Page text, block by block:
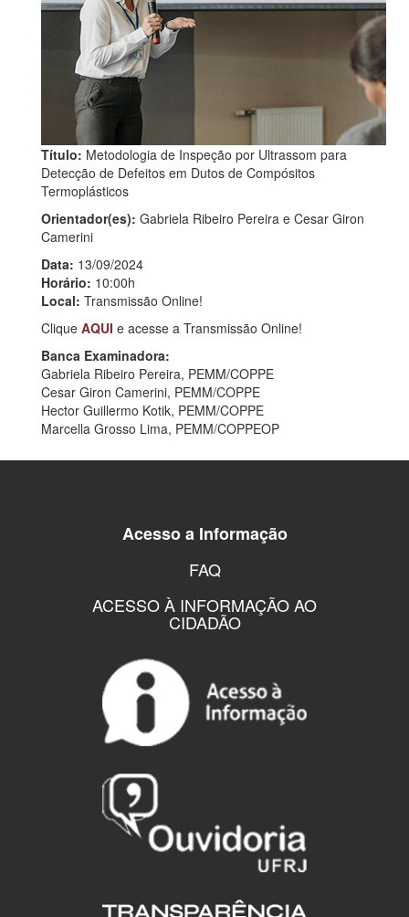
Título: Metodologia de Inspeção por Ultrassom para
Detecção de Defeitos em Dutos de Compósitos
Termoplásticos
Orientador(es): Gabriela Ribeiro Pereira e Cesar Giron
Camerini
Data: 13/09/2024
Horário: 10:00h
Local: Transmissão Online!
Clique AQUI e acesse a Transmissão Online!
Banca Examinadora:
Gabriela Ribeiro Pereira, PEMM/COPPE
Cesar Giron Camerini, PEMM/COPPE
Hector Guillermo Kotik, PEMM/COPPE
Marcella Grosso Lima, PEMM/COPPEOP
Acesso a Informação
FAQ
ACESSO À INFORMAÇÃO AO
CIDADÃO